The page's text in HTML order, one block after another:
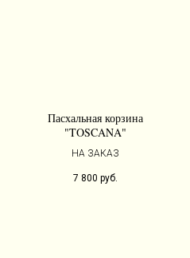
Пасхальная корзина
"TOSCANA"
НА ЗАКАЗ
7 800 руб.